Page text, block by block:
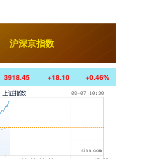
沪深京指数
3918.45 +18.10 +0.46%